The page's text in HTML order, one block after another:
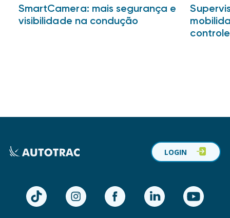
SmartCamera: mais segurança e
visibilidade na condução
TikTok Instagram Facebook LinkedIn YouTube
LOGIN